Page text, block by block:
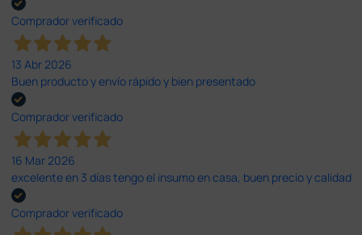
Comprador verificado
13 Abr 2026
Buen producto y envío rápido y bien presentado
Comprador verificado
16 Mar 2026
excelente en 3 días tengo el insumo en casa, buen precio y calidad
Comprador verificado